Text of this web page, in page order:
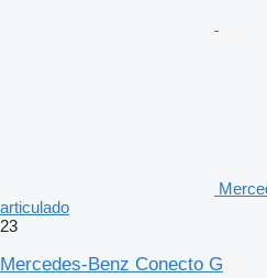
articulado
23
Mercedes-Benz Conecto G